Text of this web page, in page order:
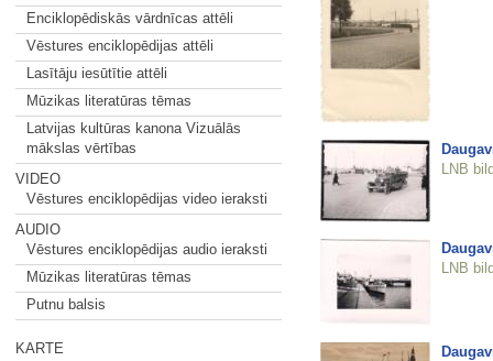
Enciklopēdiskās vārdnīcas attēli
Vēstures enciklopēdijas attēli
Lasītāju iesūtītie attēli
Mūzikas literatūras tēmas
Latvijas kultūras kanona Vizuālās
mākslas vērtības
VIDEO
Vēstures enciklopēdijas video ieraksti
AUDIO
Vēstures enciklopēdijas audio ieraksti
Mūzikas literatūras tēmas
Putnu balsis
KARTE
LNB
LNB